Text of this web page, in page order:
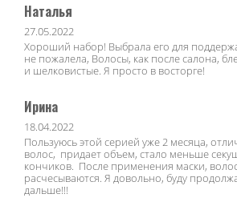
Наталья
27.05.2022
Хороший набор! Выбрала его для
не пожалела, Волосы, как после салона,
и шелковистые. Я просто в восторге!
Ирина
18.04.2022
Пользуюсь этой серией уже 2 месяца,
волос, придает объем, стало меньше
кончиков. После применения маски,
расчесываются. Я довольно, буду
дальше!!!